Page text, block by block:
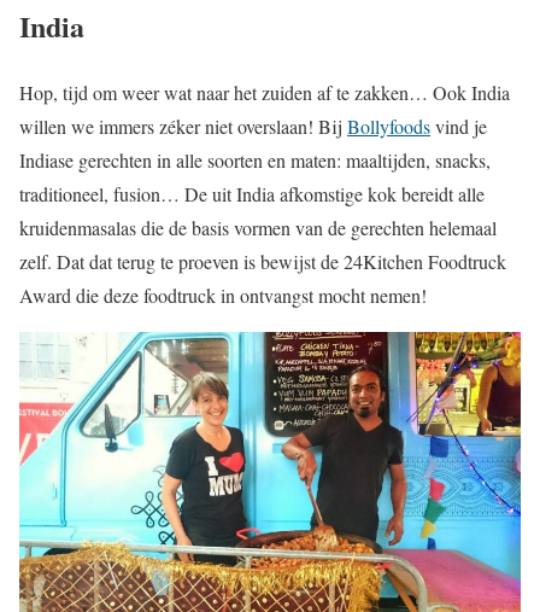
India
Hop, tijd om weer wat naar het zuiden af te zakken… Ook India
willen we immers zéker niet overslaan! Bij Bollyfoodsvind je
Indiase gerechten in alle soorten en maten: maaltijden, snacks,
traditioneel, fusion… De uit India afkomstige kok bereidt alle
kruidenmasalas die de basis vormen van de gerechten helemaal
zelf. Dat dat terug te proeven is bewijst de 24Kitchen Foodtruck
Award die deze foodtruck in ontvangst mocht nemen!